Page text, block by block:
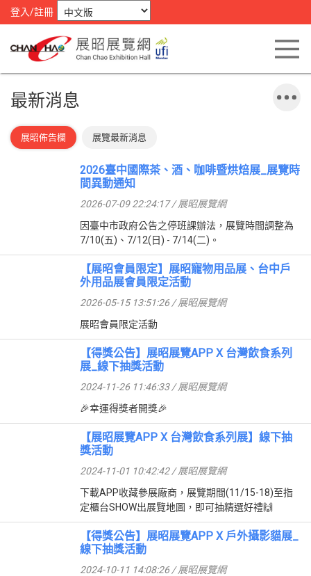
登入/註冊
最新消息
展昭佈告欄 展覽最新消息
2026臺中國際茶、酒、咖啡暨烘焙展_展覽時
間異動通知
2026-07-09 22:24:17 / 展昭展覽網
因臺中市政府公告之停班課辦法，展覽時間調整為
7/10(五)、7/12(日) - 7/14(二)。
【展昭會員限定】展昭寵物用品展、台中戶
外用品展會員限定活動
2026-05-15 13:51:26 / 展昭展覽網
展昭會員限定活動
【得獎公告】展昭展覽APP X 台灣飲食系列
展_線下抽獎活動
2024-11-26 11:46:33 / 展昭展覽網
🎉幸運得獎者開獎🎉
【展昭展覽APP X 台灣飲食系列展】線下抽
獎活動
2024-11-01 10:42:42 / 展昭展覽網
下載APP收藏參展廠商，展覽期間(11/15-18)至指
定櫃台SHOW出展覽地圖，即可抽精選好禮🙌
【得獎公告】展昭展覽APP X 戶外攝影貓展_
線下抽獎活動
2024-10-11 14:08:26 / 展昭展覽網